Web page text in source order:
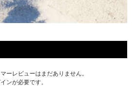
ーレビューはまだありません。
ンが必要です。